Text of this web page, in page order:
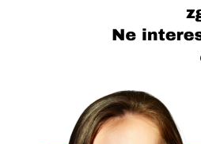
Rămâi conectat la
a ideilor
Abonează-te la newsletterul The